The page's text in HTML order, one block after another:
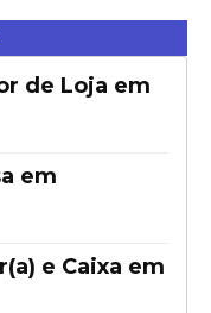
de Loja em
em
e Caixa em